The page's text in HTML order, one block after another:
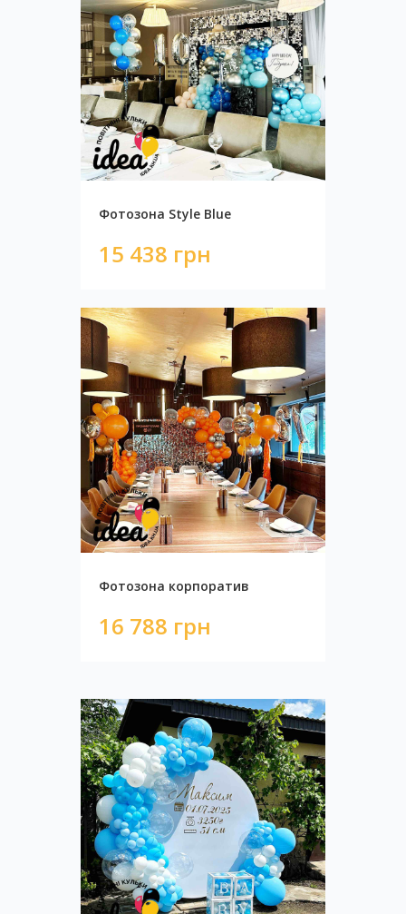
Фотозона "Pale pink"
4 850 грн
3 346 грн
Фотозона Style Blue
15 438 грн
Фотозона корпоратив
16 788 грн